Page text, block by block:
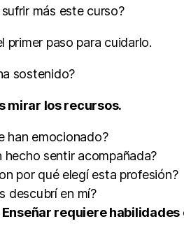
más este curso?
primer paso para cuidarlo.
sostenido?
mirar los recursos.
han emocionado?
hecho sentir acompañada?
por qué elegí esta profesión?
descubrí en mí?
Enseñar requiere